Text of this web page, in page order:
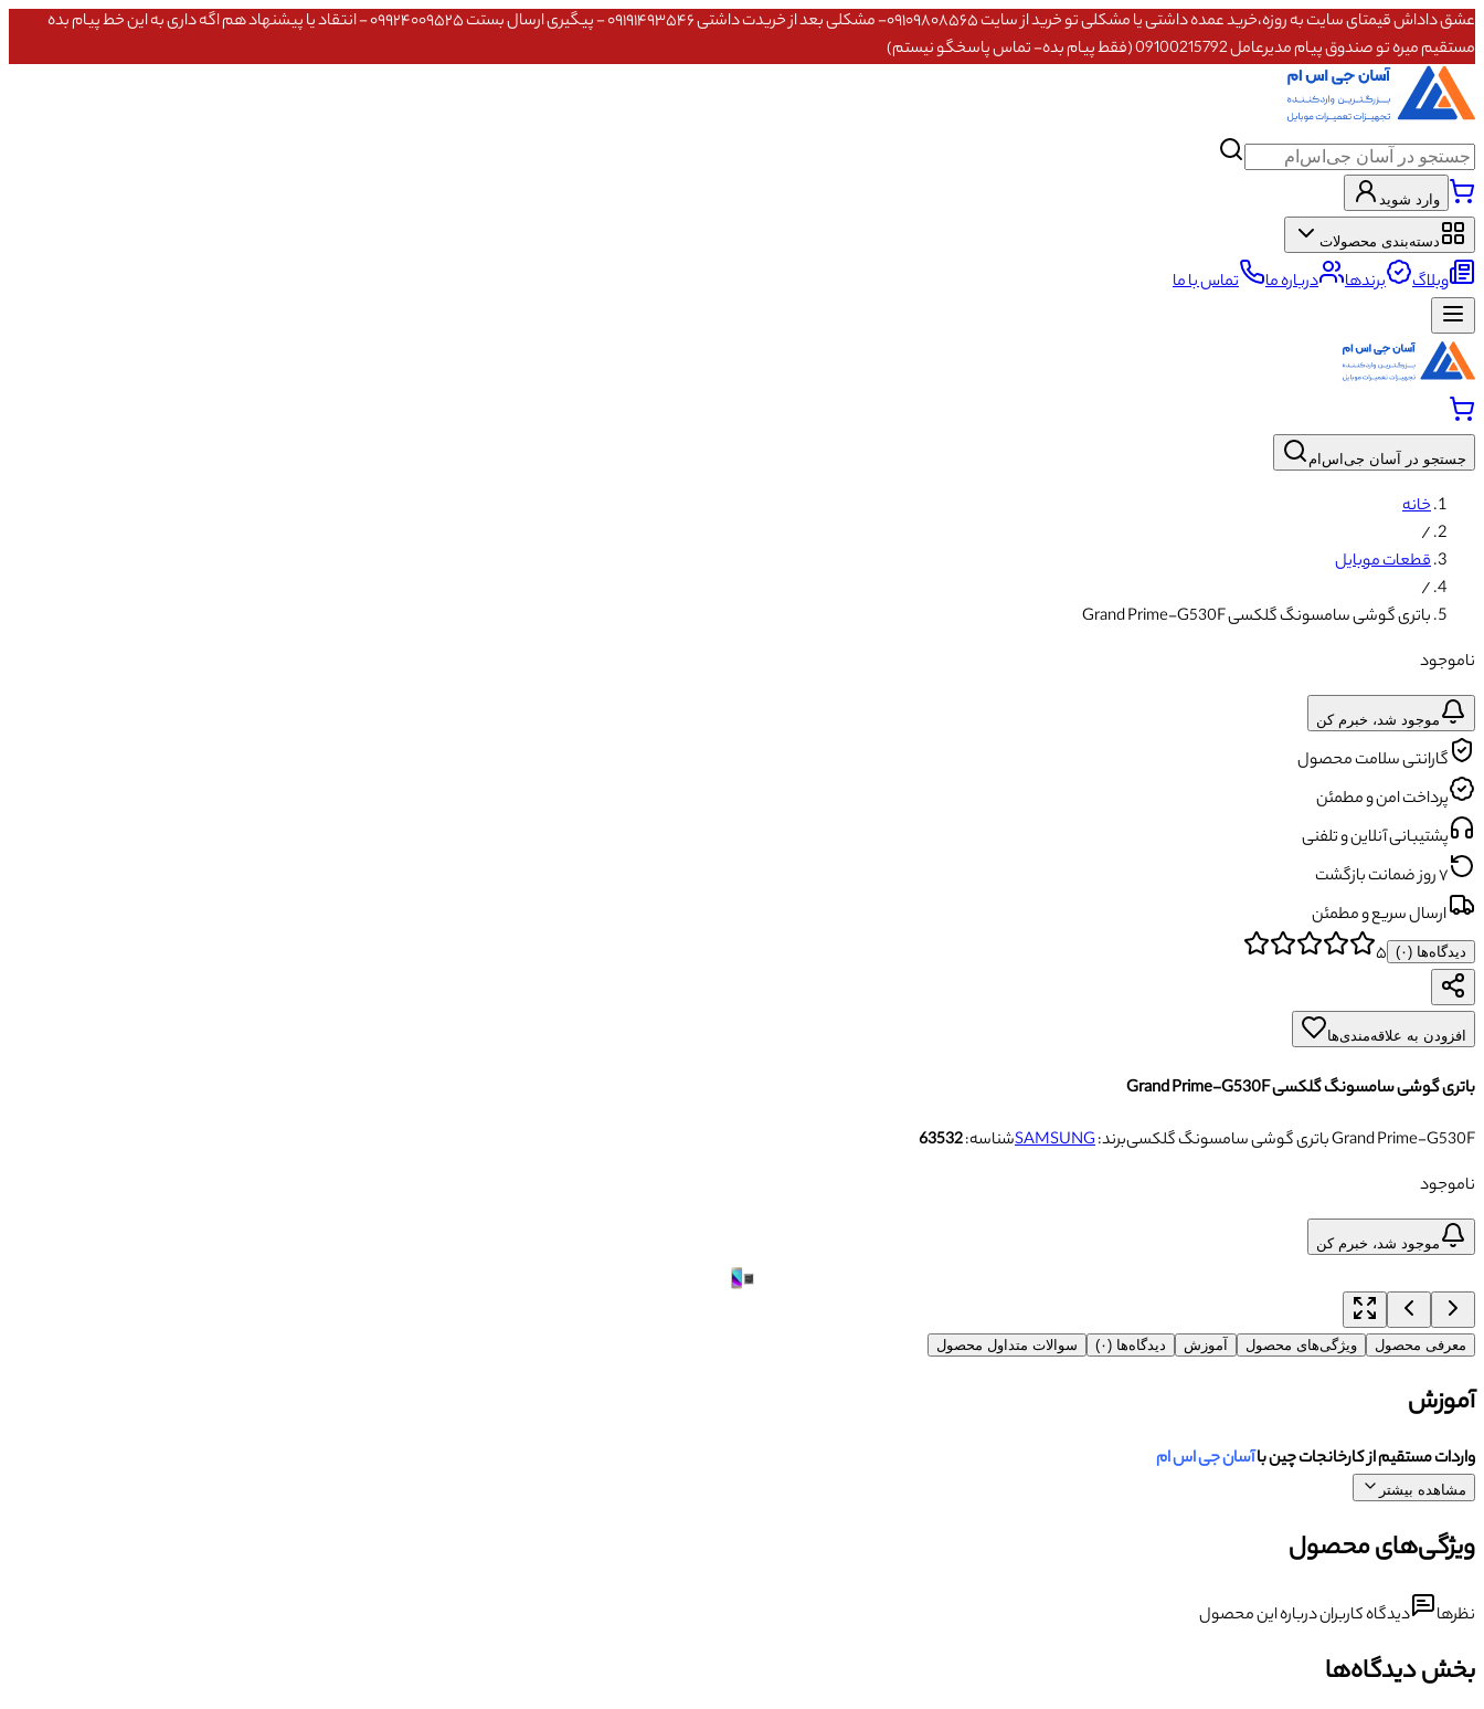
عشق داداش قیمتای سایت به روزه،خرید عمده داشتی یا مشکلی تو خرید از سایت ۰۹۱۰۹۸۰۸۵۶۵- مشکلی بعد از خریدت داشتی ۰۹۱۹۱۴۹۳۵۴۶ - پیگیری ارسال بستت ۰۹۹۲۴۰۰۹۵۲۵ - انتقاد یا پیشنهاد هم اگه داری به این خط پیام بده
مستقیم میره تو صندوق پیام مدیرعامل 09100215792 (فقط پیام بده- تماس پاسخگو نیستم)
وارد شوید
دسته‌بندی محصولات
وبلاگ برندها درباره ما تماس با ما
جستجو در آسان جی‌اس‌ام
خانه
/
قطعات موبایل
/
باتری گوشی سامسونگ گلکسی Grand Prime-G530F
ناموجود
موجود شد، خبرم کن
گارانتی سلامت محصول
پرداخت امن و مطمئن
پشتیبانی آنلاین و تلفنی
۷ روز ضمانت بازگشت
ارسال سریع و مطمئن
دیدگاه‌ها (۰) ۵
افزودن به علاقه‌مندی‌ها
باتری گوشی سامسونگ گلکسی Grand Prime-G530F
باتری گوشی سامسونگ گلکسی Grand Prime-G530F
برند:SAMSUNGشناسه:63532
ناموجود
موجود شد، خبرم کن
معرفی محصول ویژگی‌های محصول آموزش دیدگاه‌ها (۰) سوالات متداول محصول
آموزش
واردات مستقیم از کارخانجات چین باآسان جی اس ام
مشاهده بیشتر
ویژگی‌های محصول
نظرها دیدگاه کاربران درباره این محصول
بخش دیدگاه‌ها